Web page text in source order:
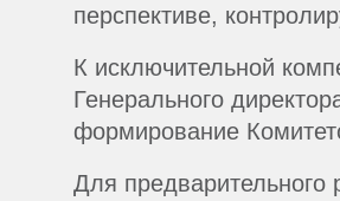
перспективе,
К исключительной
Генерального
формирование
Для предварительного